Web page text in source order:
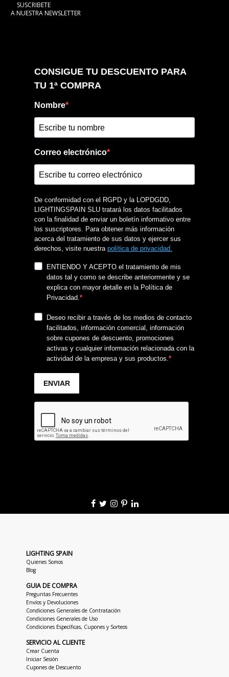
SUSCRIBETE
A NUESTRA NEWSLETTER
LIGHTING SPAIN
Quienes Somos
Blog
GUIA DE COMPRA
Preguntas Frecuentes
Envíos y Devoluciones
Condiciones Generales de Contratación
Condiciones Generales de Uso
Condiciones Específicas, Cupones y Sorteos
SERVICIO AL CLIENTE
Crear Cuenta
Iniciar Sesión
Cupones de Descuento